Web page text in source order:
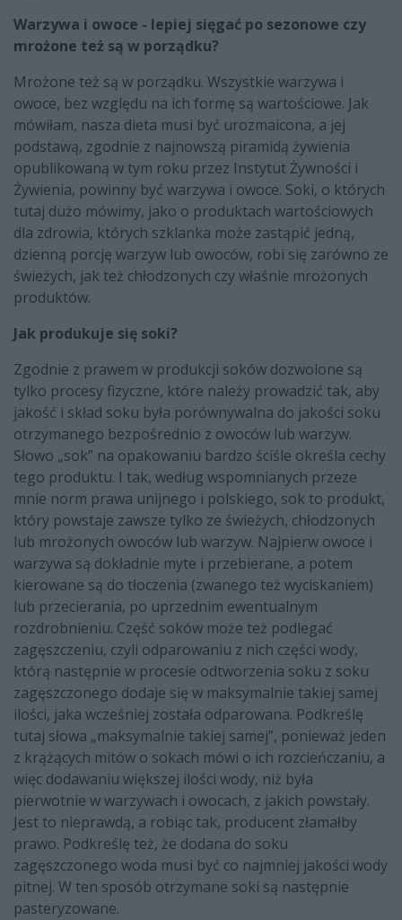
Warzywa i owoce - lepiej sięgać po sezonowe czy
mrożone też są w porządku?
Mrożone też są w porządku. Wszystkie warzywa i
owoce, bez względu na ich formę są wartościowe. Jak
mówiłam, nasza dieta musi być urozmaicona, a jej
podstawą, zgodnie z najnowszą piramidą żywienia
opublikowaną w tym roku przez Instytut Żywności i
Żywienia, powinny być warzywa i owoce. Soki, o których
tutaj dużo mówimy, jako o produktach wartościowych
dla zdrowia, których szklanka może zastąpić jedną,
dzienną porcję warzyw lub owoców, robi się zarówno ze
świeżych, jak też chłodzonych czy właśnie mrożonych
produktów.
Jak produkuje się soki?
Zgodnie z prawem w produkcji soków dozwolone są
tylko procesy fizyczne, które należy prowadzić tak, aby
jakość i skład soku była porównywalna do jakości soku
otrzymanego bezpośrednio z owoców lub warzyw.
Słowo „sok” na opakowaniu bardzo ściśle określa cechy
tego produktu. I tak, według wspomnianych przeze
mnie norm prawa unijnego i polskiego, sok to produkt,
który powstaje zawsze tylko ze świeżych, chłodzonych
lub mrożonych owoców lub warzyw. Najpierw owoce i
warzywa są dokładnie myte i przebierane, a potem
kierowane są do tłoczenia (zwanego też wyciskaniem)
lub przecierania, po uprzednim ewentualnym
rozdrobnieniu. Część soków może też podlegać
zagęszczeniu, czyli odparowaniu z nich części wody,
którą następnie w procesie odtworzenia soku z soku
zagęszczonego dodaje się w maksymalnie takiej samej
ilości, jaka wcześniej została odparowana. Podkreślę
tutaj słowa „maksymalnie takiej samej”, ponieważ jeden
z krążących mitów o sokach mówi o ich rozcieńczaniu, a
więc dodawaniu większej ilości wody, niż była
pierwotnie w warzywach i owocach, z jakich powstały.
Jest to nieprawdą, a robiąc tak, producent złamałby
prawo. Podkreślę też, że dodana do soku
zagęszczonego woda musi być co najmniej jakości wody
pitnej. W ten sposób otrzymane soki są następnie
pasteryzowane.